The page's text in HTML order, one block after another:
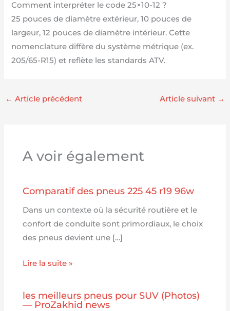
Comment interpréter le code 25×10-12 ?
25 pouces de diamètre extérieur, 10 pouces de
largeur, 12 pouces de diamètre intérieur. Cette
nomenclature diffère du système métrique (ex.
205/65-R15) et reflète les standards ATV.
← Article précédent Article suivant →
A voir également
Comparatif des pneus 225 45 r19 96w
Dans un contexte où la sécurité routière et le
confort de conduite sont primordiaux, le choix
des pneus devient une […]
Lire la suite »
les meilleurs pneus pour SUV (Photos)
— ProZakhid news